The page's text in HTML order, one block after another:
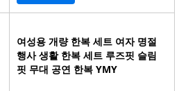
여성용 개량 한복 세트 여자 명절
행사 생활 한복 세트 루즈핏 슬림
핏 무대 공연 한복 YMY